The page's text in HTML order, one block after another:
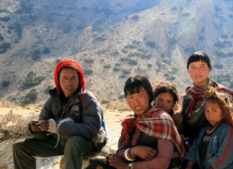
CULTURIZANDO.COM